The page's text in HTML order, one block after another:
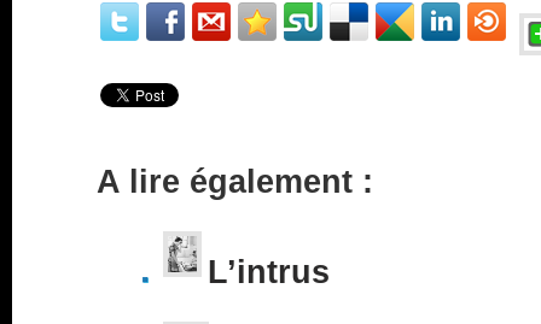
A lire également :
L’intrus